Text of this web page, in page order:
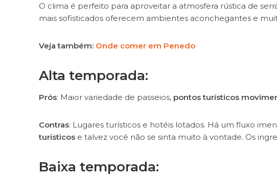
O clima é perfeito para aproveitar a atmosfera rústica de
mais sofisticados oferecem ambientes aconchegantes e
Veja também: Onde comer em Penedo
Alta temporada:
Prós: Maior variedade de passeios, pontos turísticos
Contras: Lugares turísticos e hotéis lotados. Há um fluxo
turísticose talvez você não se sinta muito à vontade. Os
Baixa temporada: